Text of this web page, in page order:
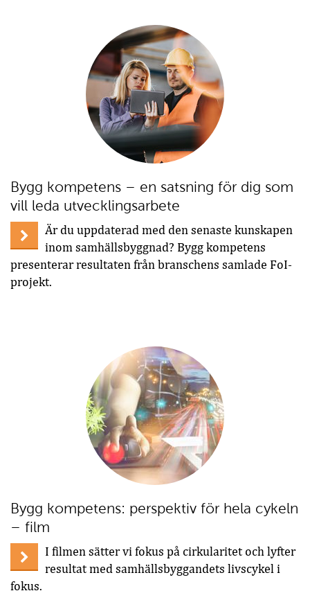
Bygg kompetens – en satsning för dig som
vill leda utvecklingsarbete
Är du uppdaterad med den senaste kunskapen
inom samhällsbyggnad? Bygg kompetens
presenterar resultaten från branschens samlade FoI-
projekt.
Bygg kompetens: perspektiv för hela cykeln
– film
I filmen sätter vi fokus på cirkularitet och lyfter
resultat med samhällsbyggandets livscykel i
fokus.